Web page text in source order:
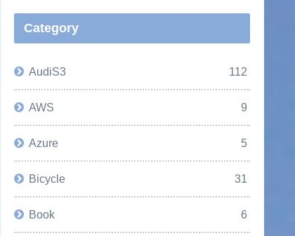
Category
AudiS3 112
AWS 9
Azure 5
Bicycle 31
Book 6